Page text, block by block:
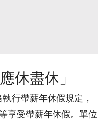
休盡休」
行帶薪年休假規定，
享受帶薪年休假。單位